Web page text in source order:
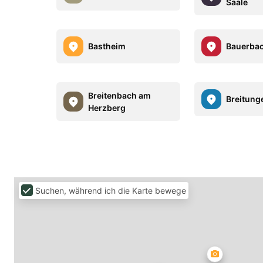
Saale
Bastheim
Breitenbach am
Herzberg
Suchen, während ich die Karte bewege